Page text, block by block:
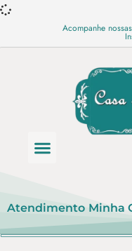
Acompanhe
Atendimento Minha